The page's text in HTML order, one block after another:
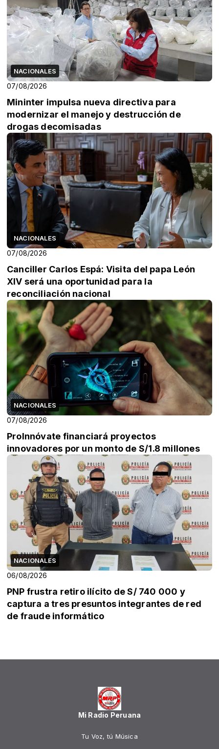
NACIONALES
07/08/2026
Mininter impulsa nueva directiva para
modernizar el manejo y destrucción de
drogas decomisadas
NACIONALES
07/08/2026
Canciller Carlos Espá: Visita del papa León
XIV será una oportunidad para la
reconciliación nacional
NACIONALES
07/08/2026
ProInnóvate financiará proyectos
innovadores por un monto de S/1.8 millones
NACIONALES
06/08/2026
PNP frustra retiro ilícito de S/ 740 000 y
captura a tres presuntos integrantes de red
de fraude informático
Mi Radio Peruana
Tu Voz, tú Música